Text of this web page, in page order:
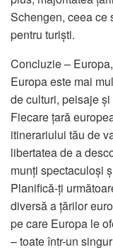
Schengen, ceea ce
pentru turiști.
Concluzie –
Europa este mai
de culturi, peisaje
Fiecare țară
itinerariului tău de
libertatea de a
munți spectaculoși
Planifică-ți
diversă a țărilor
pe care Europa le
– toate într-un